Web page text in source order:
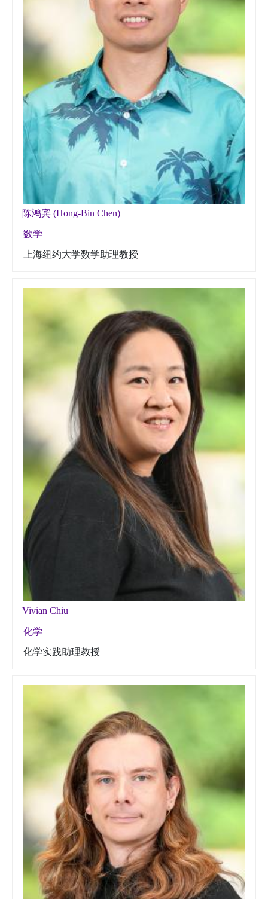
陈鸿宾 (Hong-Bin Chen)
数学
上海纽约大学数学助理教授
Vivian Chiu
化学
化学实践助理教授